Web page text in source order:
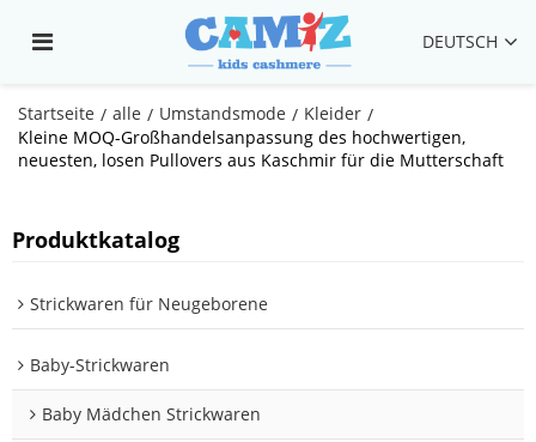
DEUTSCH
Startseite / alle / Umstandsmode / Kleider /
Kleine MOQ-Großhandelsanpassung des hochwertigen,
neuesten, losen Pullovers aus Kaschmir für die Mutterschaft
Produktkatalog
Strickwaren für Neugeborene
Baby-Strickwaren
Baby Mädchen Strickwaren